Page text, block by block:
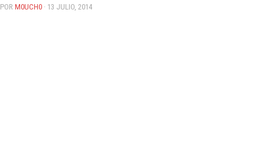
POR M0UCH0 · 13 JULIO, 2014